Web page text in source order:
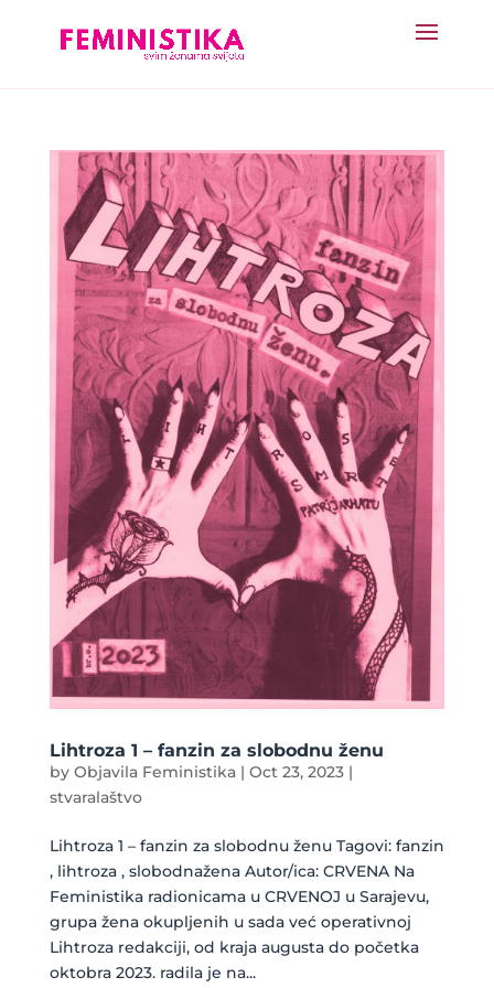
Lihtroza 1 – fanzin za slobodnu ženu
by Objavila Feministika| Oct 23, 2023|
stvaralaštvo
Lihtroza 1 – fanzin za slobodnu ženu Tagovi: fanzin
, lihtroza , slobodnažena Autor/ica: CRVENA Na
Feministika radionicama u CRVENOJ u Sarajevu,
grupa žena okupljenih u sada već operativnoj
Lihtroza redakciji, od kraja augusta do početka
oktobra 2023. radila je na...